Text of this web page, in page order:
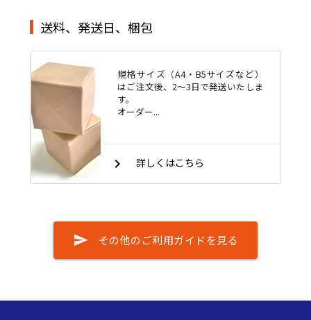
送料、発送日、梱包
規格サイズ（A4・B5サイズなど）
はご注文後、2～3日で発送いたしま
す。
オーダー...
keyboard_arrow_right 詳しくはこちら
send その他のご利用ガイドを見る